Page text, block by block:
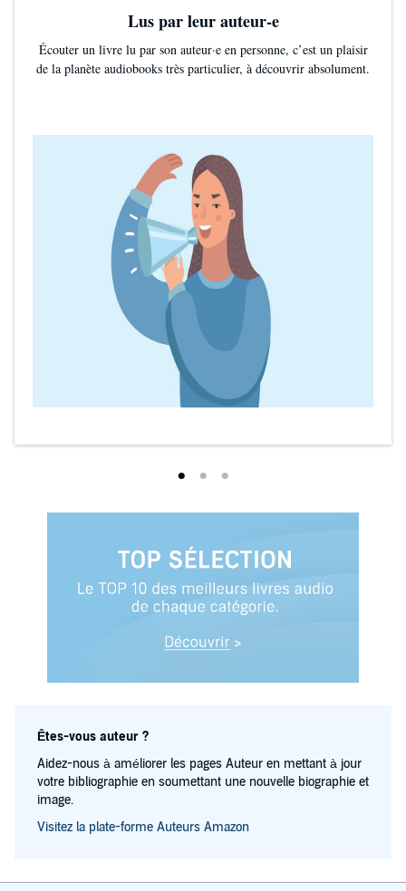
Lus par leur auteur-e
Écouter un livre lu par son auteur·e en personne, c’est un plaisir
de la planète audiobooks très particulier, à découvrir absolument.
Êtes-vous auteur ?
Aidez-nous à améliorer les pages Auteur en mettant à jour
votre bibliographie en soumettant une nouvelle biographie et
image.
Visitez la plate-forme Auteurs Amazon